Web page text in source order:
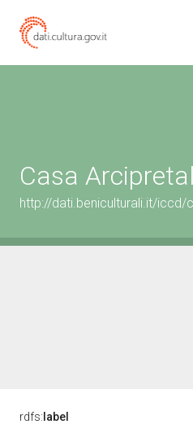
Casa
http://dati.beniculturali.it/
rdfs: label